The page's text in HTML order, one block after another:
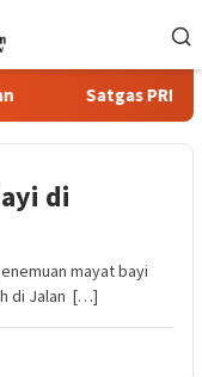
Satgas PRR Pacu
di
mayat bayi
di Jalan […]